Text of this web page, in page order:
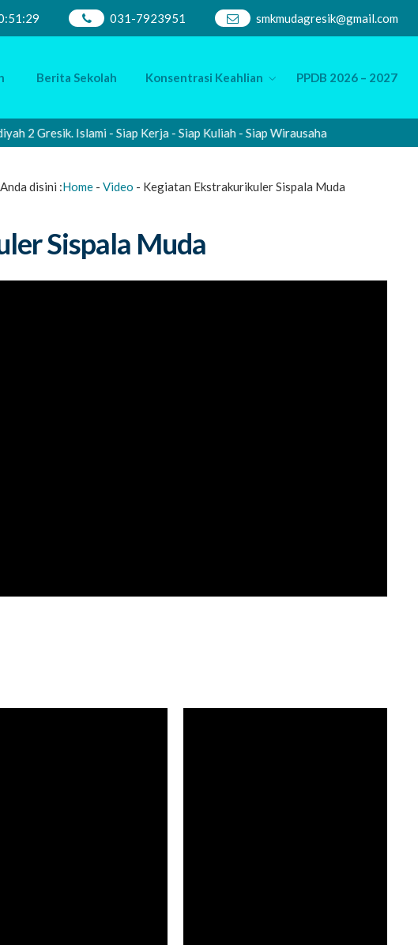
:51:30 031-7923951 smkmudagresik@gmail.com
Berita Sekolah Konsentrasi Keahlian PPDB 2026 – 2027
2 Gresik. Islami - Siap Kerja - Siap Kuliah - Siap Wirausaha
Anda disini :Home- Video - Kegiatan Ekstrakurikuler Sispala Muda
Sispala Muda